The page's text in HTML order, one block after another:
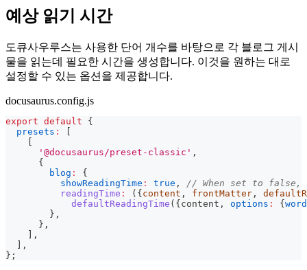
예상 읽기 시간
도큐사우루스는 사용한 단어 개수를 바탕으로 각 블로그 게시
물을 읽는데 필요한 시간을 생성합니다. 이것을 원하는 대로
설정할 수 있는 옵션을 제공합니다.
docusaurus.config.js
export default
{
presets :
'@docusaurus/preset-classic' ,
{
blog :
{
showReadingTime : true ,
// When set to false,
readingTime : ( { content , frontMatter ,
defaultReadingTime ( { content , options : {
} ,
} ,
,
,
} ;